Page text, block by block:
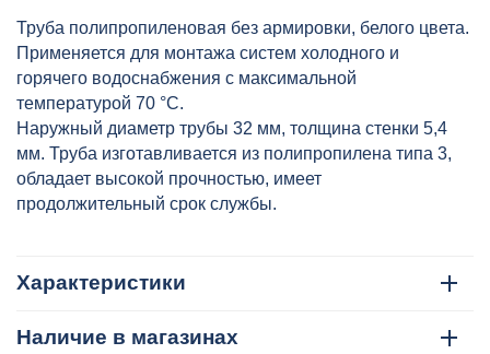
320000
Труба полипропиленовая без армировки, белого цвета.
Применяется для монтажа систем холодного и
горячего водоснабжения с максимальной
температурой 70 °С.
Наружный диаметр трубы 32 мм, толщина стенки 5,4
мм. Труба изготавливается из полипропилена типа 3,
обладает высокой прочностью, имеет
продолжительный срок службы.
Характеристики
Наличие в магазинах